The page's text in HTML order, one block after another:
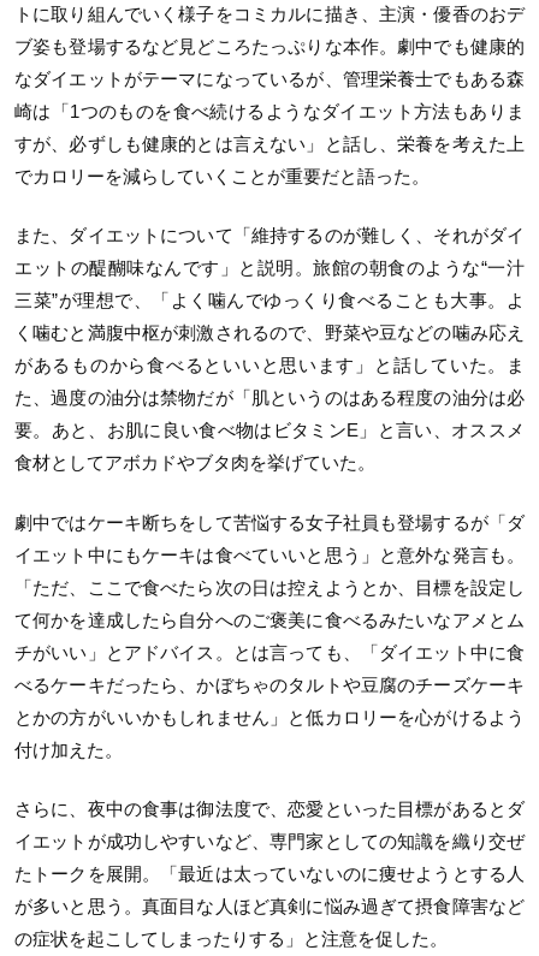
トに取り組んでいく様子をコミカルに描き、主演・優香のおデ
ブ姿も登場するなど見どころたっぷりな本作。劇中でも健康的
なダイエットがテーマになっているが、管理栄養士でもある森
崎は「1つのものを食べ続けるようなダイエット方法もありま
すが、必ずしも健康的とは言えない」と話し、栄養を考えた上
でカロリーを減らしていくことが重要だと語った。
また、ダイエットについて「維持するのが難しく、それがダイ
エットの醍醐味なんです」と説明。旅館の朝食のような“一汁
三菜”が理想で、「よく噛んでゆっくり食べることも大事。よ
く噛むと満腹中枢が刺激されるので、野菜や豆などの噛み応え
があるものから食べるといいと思います」と話していた。ま
た、過度の油分は禁物だが「肌というのはある程度の油分は必
要。あと、お肌に良い食べ物はビタミンE」と言い、オススメ
食材としてアボカドやブタ肉を挙げていた。
劇中ではケーキ断ちをして苦悩する女子社員も登場するが「ダ
イエット中にもケーキは食べていいと思う」と意外な発言も。
「ただ、ここで食べたら次の日は控えようとか、目標を設定し
て何かを達成したら自分へのご褒美に食べるみたいなアメとム
チがいい」とアドバイス。とは言っても、「ダイエット中に食
べるケーキだったら、かぼちゃのタルトや豆腐のチーズケーキ
とかの方がいいかもしれません」と低カロリーを心がけるよう
付け加えた。
さらに、夜中の食事は御法度で、恋愛といった目標があるとダ
イエットが成功しやすいなど、専門家としての知識を織り交ぜ
たトークを展開。「最近は太っていないのに痩せようとする人
が多いと思う。真面目な人ほど真剣に悩み過ぎて摂食障害など
の症状を起こしてしまったりする」と注意を促した。